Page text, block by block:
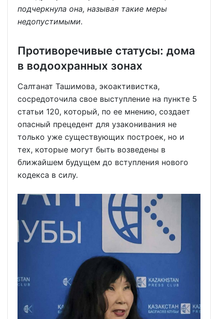
подчеркнула она, называя такие меры
недопустимыми.
Противоречивые статусы: дома
в водоохранных зонах
Салтанат Ташимова, экоактивистка,
сосредоточила свое выступление на пункте 5
статьи 120, который, по ее мнению, создает
опасный прецедент для узаконивания не
только уже существующих построек, но и
тех, которые могут быть возведены в
ближайшем будущем до вступления нового
кодекса в силу.